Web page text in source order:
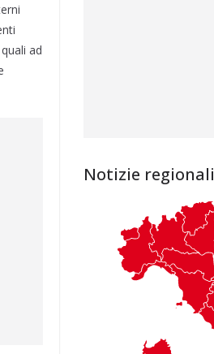
ad
Notizie regionali